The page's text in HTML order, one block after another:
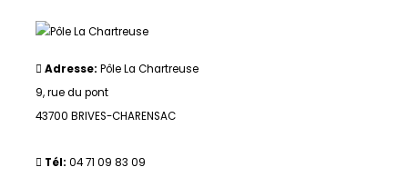
Adresse: Pôle La Chartreuse
9, rue du pont
43700 BRIVES-CHARENSAC
Tél: 04 71 09 83 09